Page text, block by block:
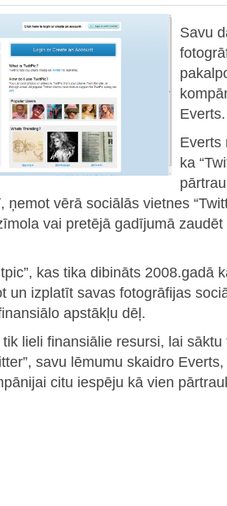
Savu
Everts.
Everts
ka
ņemot vērā sociālās vietnes
vai pretējā gadījumā
kas tika dibināts 2008.gadā
un izplatīt savas fotogrāfijas
apstākļu dēļ.
lieli finansiālie resursi, lai
savu lēmumu skaidro
citu iespēju kā vien